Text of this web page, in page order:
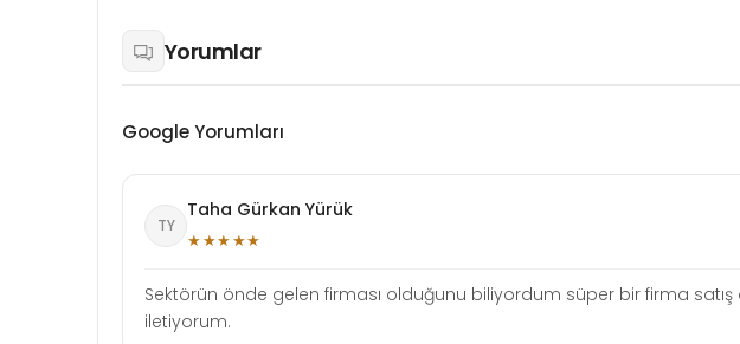
Yorumlar
Google Yorumları
TY
Taha Gürkan Yürük
★★★★★
Sektörün önde gelen firması olduğunu biliyordum süper bir firma
iletiyorum.